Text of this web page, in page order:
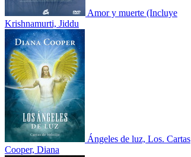
Amor y muerte (Incluye
Krishnamurti, Jiddu
Ángeles de luz, Los. Cartas
Cooper, Diana